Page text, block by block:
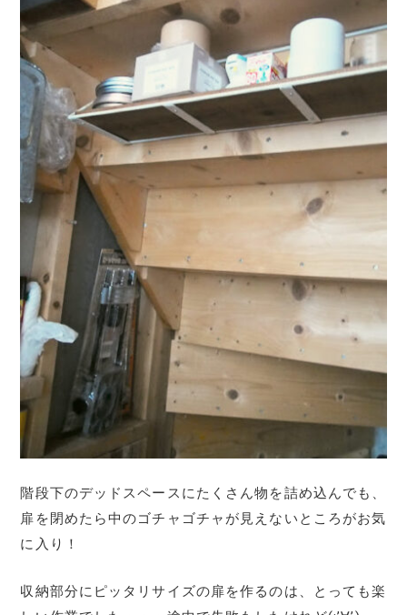
階段下のデッドスペースにたくさん物を詰め込んでも、
扉を閉めたら中のゴチャゴチャが見えないところがお気
に入り！
収納部分にピッタリサイズの扉を作るのは、とっても楽